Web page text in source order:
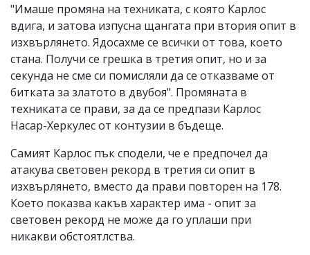
"Имаше промяна на техниката, с която Карлос
вдига, и затова изпусна щангата при втория опит в
изхвърлянето. Ядосахме се всички от това, което
стана. Получи се грешка в третия опит, но и за
секунда не сме си помисляли да се отказваме от
битката за златото в двубоя". Промяната в
техниката се прави, за да се предпази Карлос
Насар-Херкулес от контузии в бъдеще.
Самият Карлос пък сподели, че е предпочел да
атакува световен рекорд в третия си опит в
изхвърлянето, вместо да прави повторен на 178.
Което показва какъв характер има - опит за
световен рекорд не може да го уплаши при
никакви обстоятлства.